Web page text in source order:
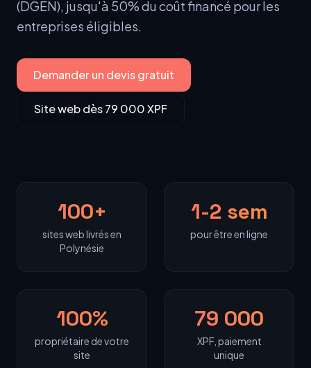
Integrations API
(DGEN), jusqu'à 50% du coût financé pour les
entreprises éligibles.
Demander un devis gratuit
Site web dès 79 000 XPF
100+
sites web livrés en
Polynésie
1-2 sem
pour être en ligne
100%
propriétaire de votre
site
79 000
XPF, paiement
unique